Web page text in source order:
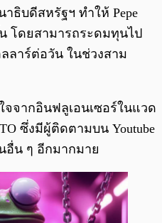
ธิบดีสหรัฐฯ ทำให้ Pepe
โดยสามารถระดมทุนไป
ลาร์ต่อวัน ในช่วงสาม
จากอินฟลูเอนเซอร์ในแวด
ซึ่งมีผู้ติดตามบน Youtube
อื่น ๆ อีกมากมาย